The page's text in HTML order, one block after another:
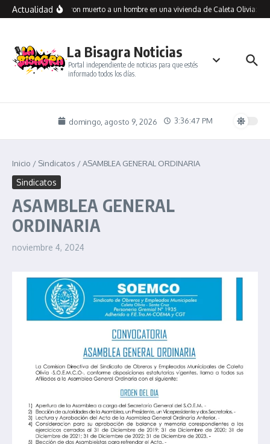
Saltar al contenido
ActualidadEncontraron muerto a un hombre en una vivienda de Caleta Olivia:
La Bisagra Noticias
Portal independiente de noticias para que estés
informado todos los días.
domingo, agosto 9, 2026 3:36:48 PM
Inicio / Sindicatos /ASAMBLEA GENERAL ORDINARIA
Sindicatos
ASAMBLEA GENERAL
ORDINARIA
noviembre 4, 2024